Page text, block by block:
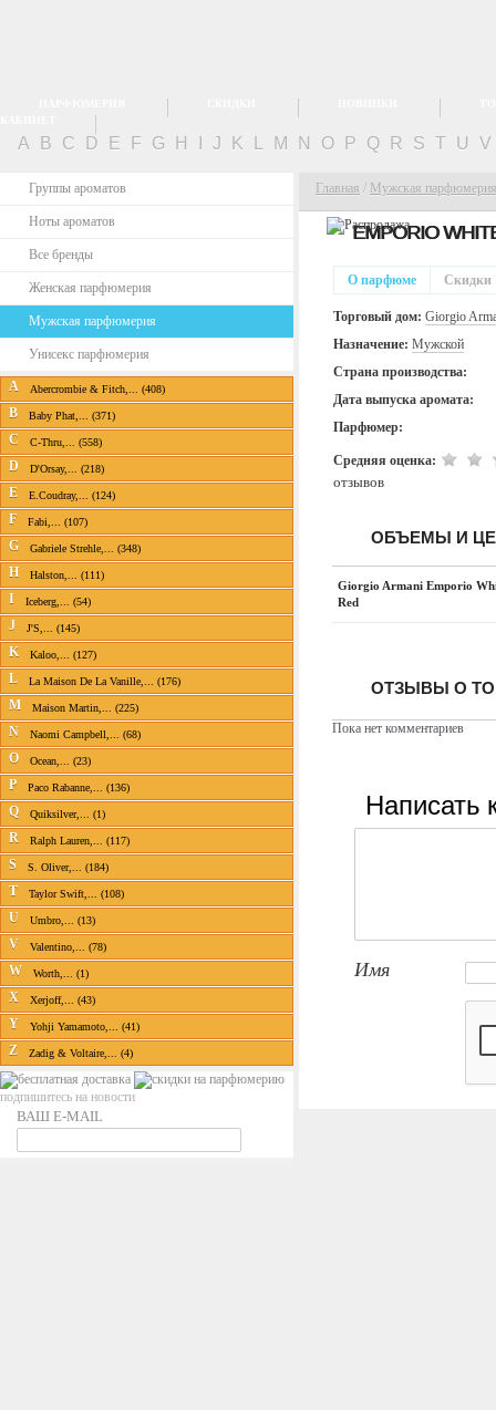
A B C D E F G H J K M N O P Q R S T U V
Группы ароматов
Ноты ароматов
Все бренды
Женская парфюмерия
Мужская парфюмерия
Унисекс парфюмерия
A Abercrombie & Fitch,... (408)
B Baby Phat,... (371)
C C-Thru,... (558)
D D'Orsay,... (218)
E E.Coudray,... (124)
F Fabi,... (107)
G Gabriele Strehle,... (348)
H Halston,... (111)
I Iceberg,... (54)
J J'S,... (145)
K Kaloo,... (127)
L La Maison De La Vanille,... (176)
M Maison Martin,... (225)
N Naomi Campbell,... (68)
O Ocean,... (23)
P Paco Rabanne,... (136)
Q Quiksilver,... (1)
R Ralph Lauren,... (117)
S S. Oliver,... (184)
T Taylor Swift,... (108)
U Umbro,... (13)
V Valentino,... (78)
W Worth,... (1)
X Xerjoff,... (43)
Y Yohji Yamamoto,... (41)
Z Zadig & Voltaire,... (4)
подпишитесь на новости
ВАШ E-MAIL
Главная / Мужская парфюмерия
EMPORIO
О парфюме
Торговый дом: Giorgio
Назначение: Мужской
Страна производства:
Дата выпуска аромата:
Парфюмер:
Средняя оценка:
отзывов
Скидки
ОБЪЕМЫ И
Giorgio Armani Emporio
Red
ОТЗЫВЫ О
Пока нет комментариев
Написать
Имя